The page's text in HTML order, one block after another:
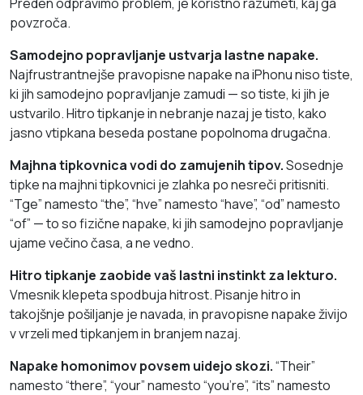
povzroča.
Samodejno popravljanje ustvarja lastne napake.
Najfrustrantnejše pravopisne napake na iPhonu niso tiste,
ki jih samodejno popravljanje zamudi — so tiste, ki jih je
ustvarilo. Hitro tipkanje in nebranje nazaj je tisto, kako
jasno vtipkana beseda postane popolnoma drugačna.
Majhna tipkovnica vodi do zamujenih tipov.Sosednje
tipke na majhni tipkovnici je zlahka po nesreči pritisniti.
“Tge” namesto “the”, “hve” namesto “have”, “od” namesto
“of” — to so fizične napake, ki jih samodejno popravljanje
ujame večino časa, a ne vedno.
Hitro tipkanje zaobide vaš lastni instinkt za lekturo.
Vmesnik klepeta spodbuja hitrost. Pisanje hitro in
takojšnje pošiljanje je navada, in pravopisne napake živijo
v vrzeli med tipkanjem in branjem nazaj.
Napake homonimov povsem uidejo skozi.“Their”
namesto “there”, “your” namesto “you’re”, “its” namesto